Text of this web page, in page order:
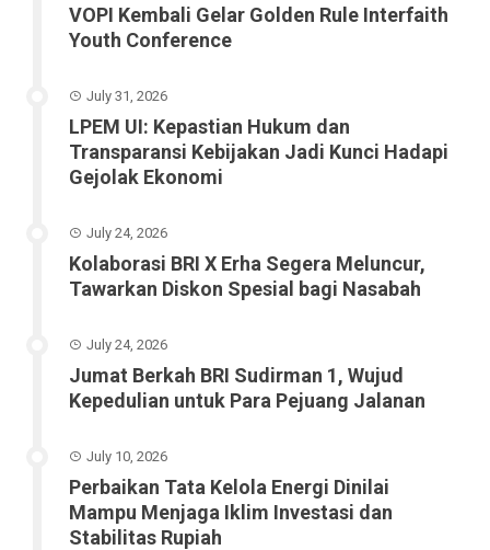
VOPI Kembali Gelar Golden Rule Interfaith
Youth Conference
July 31, 2026
LPEM UI: Kepastian Hukum dan
Transparansi Kebijakan Jadi Kunci Hadapi
Gejolak Ekonomi
July 24, 2026
Kolaborasi BRI X Erha Segera Meluncur,
Tawarkan Diskon Spesial bagi Nasabah
July 24, 2026
Jumat Berkah BRI Sudirman 1, Wujud
Kepedulian untuk Para Pejuang Jalanan
July 10, 2026
Perbaikan Tata Kelola Energi Dinilai
Mampu Menjaga Iklim Investasi dan
Stabilitas Rupiah